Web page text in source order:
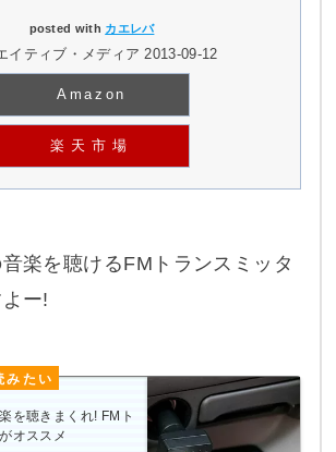
posted with カエレバ
イティブ・メディア 2013-09-12
Amazon
楽天市場
楽を聴けるFMトランスミッタ
ー!
を聴きまくれ! FMト
オススメ